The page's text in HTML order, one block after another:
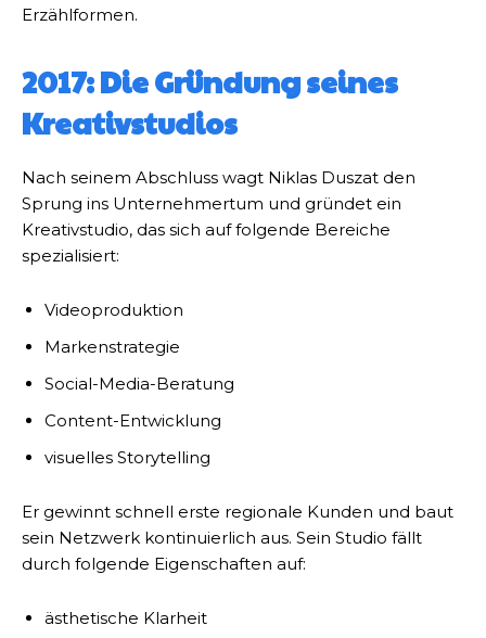
Erzählformen.
2017: Die Gründung seines
Kreativstudios
Nach seinem Abschluss wagt Niklas Duszat den
Sprung ins Unternehmertum und gründet ein
Kreativstudio, das sich auf folgende Bereiche
spezialisiert:
Videoproduktion
Markenstrategie
Social-Media-Beratung
Content-Entwicklung
visuelles Storytelling
Er gewinnt schnell erste regionale Kunden und baut
sein Netzwerk kontinuierlich aus. Sein Studio fällt
durch folgende Eigenschaften auf:
ästhetische Klarheit